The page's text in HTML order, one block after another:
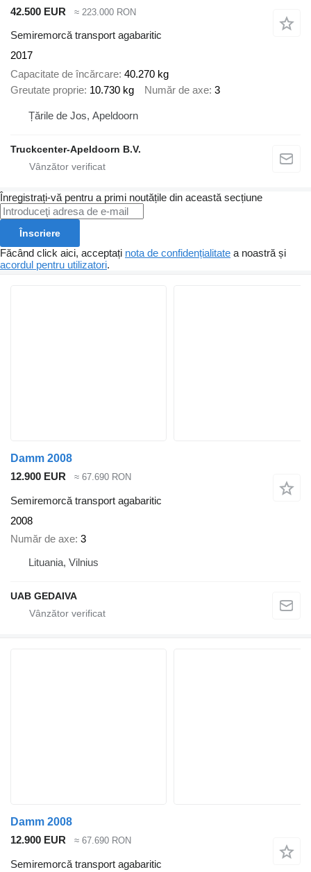
42.500 EUR
≈ 223.000 RON
Semiremorcă transport agabaritic
2017
Capacitate de încărcare 40.270 kg
Greutate proprie 10.730 kg Număr de axe 3
Țările de Jos, Apeldoorn
Truckcenter-Apeldoorn B.V.
Înregistrați-vă pentru a primi noutățile din această secțiune
Înscriere
Făcând click aici, acceptați nota de confidențialitate a noastră și
acordul pentru utilizatori.
Damm 2008
12.900 EUR
≈ 67.690 RON
Semiremorcă transport agabaritic
2008
Număr de axe 3
Lituania, Vilnius
UAB GEDAIVA
Damm 2008
12.900 EUR
≈ 67.690 RON
Semiremorcă transport agabaritic